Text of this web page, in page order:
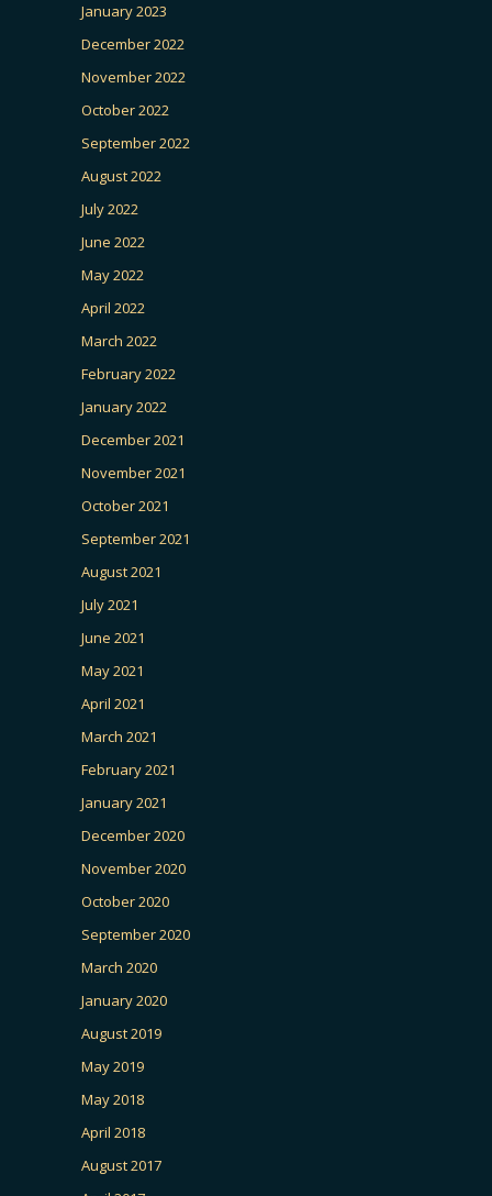
January 2023
December 2022
November 2022
October 2022
September 2022
August 2022
July 2022
June 2022
May 2022
April 2022
March 2022
February 2022
January 2022
December 2021
November 2021
October 2021
September 2021
August 2021
July 2021
June 2021
May 2021
April 2021
March 2021
February 2021
January 2021
December 2020
November 2020
October 2020
September 2020
March 2020
January 2020
August 2019
May 2019
May 2018
April 2018
August 2017